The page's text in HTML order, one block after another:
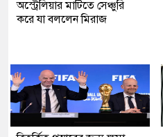
অস্ট্রেলিয়ার মাটিতে সেঞ্চুরি
করে যা বললেন মিরাজ